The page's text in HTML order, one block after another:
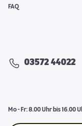
FAQ
03572 44022
Mo - Fr: 8.00 Uhr bis 16.00